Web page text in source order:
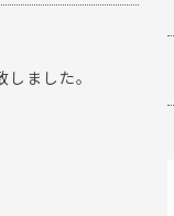
しました。